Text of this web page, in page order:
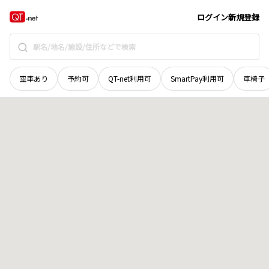
ログイン新規登録
空車あり 予約可 QT-net利用可 SmartPay利用可 車椅子
岡山県